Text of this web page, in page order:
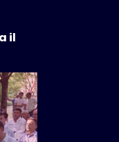
il